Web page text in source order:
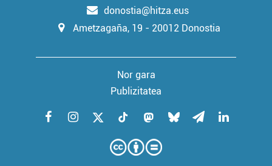
donostia@hitza.eus
Ametzagaña, 19 - 20012 Donostia
Nor gara
Publizitatea